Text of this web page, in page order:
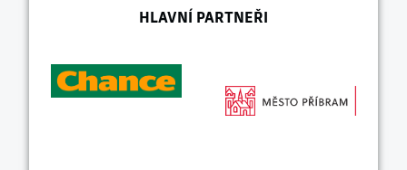
HLAVNÍ PARTNEŘI